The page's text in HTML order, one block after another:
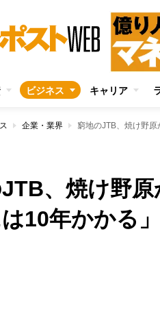
ビジネス キャリア
企業・業界 窮地のJTB、焼け野
、焼け野
10年かかる